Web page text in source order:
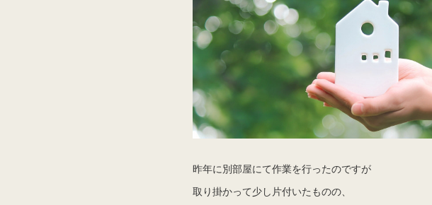
昨年に別部屋にて作業を行ったのですが
取り掛かって少し片付いたものの、